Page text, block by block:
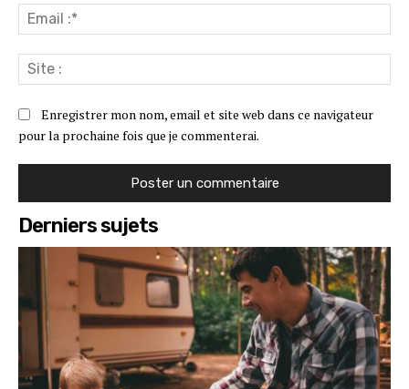
:*
:
Enregistrer mon nom, email et site web dans ce navigateur
pour la prochaine fois que je commenterai.
Derniers sujets